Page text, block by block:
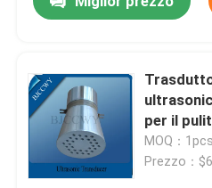
Prodotti
Circa noi
per il
vibrazione
MOQ：1pcs
Prezzo：